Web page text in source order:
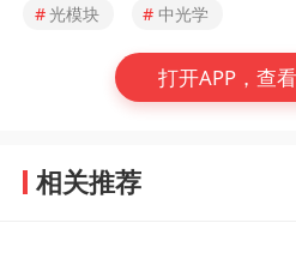
#光模块 # 中光学
打开APP，查
相关推荐